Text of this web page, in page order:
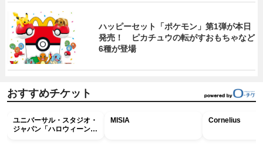
ハッピーセット「ポケモン」第1弾が本日
発売！ ピカチュウの転がすおもちゃなど
6種が登場
おすすめチケット
ユニバーサル・スタジオ・
ジャパン「ハロウィーン・
MISIA Cornelius